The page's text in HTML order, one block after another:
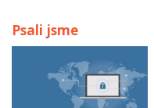
Psali jsme